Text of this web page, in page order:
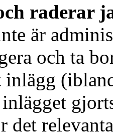
raderar
är
och ta
inlägg
det